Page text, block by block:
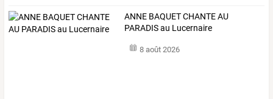
ANNE BAQUET CHANTE AU
PARADIS au Lucernaire
8 août 2026